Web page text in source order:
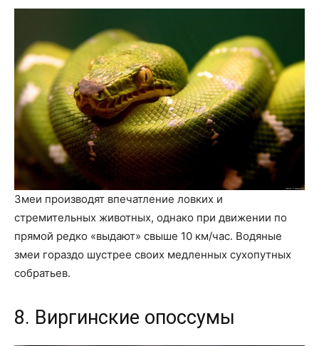
Змеи производят впечатление ловких и
стремительных животных, однако при движении по
прямой редко «выдают» свыше 10 км/час. Водяные
змеи гораздо шустрее своих медленных сухопутных
собратьев.
8. Виргинские опоссумы